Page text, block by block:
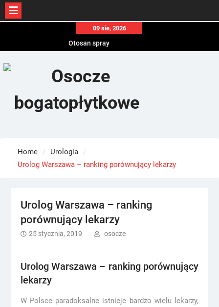
content
09 sie, 2026
Otosan spray
Korony
Home
Urologia
Urolog Warszawa – ranking porównujący lekarzy
Urolog Warszawa – ranking
porównujący lekarzy
25 stycznia, 2019 osocze
Urolog Warszawa – ranking porównujący
lekarzy
W Polsce paradoksalne istnieje bardzo wielu lekarzy,